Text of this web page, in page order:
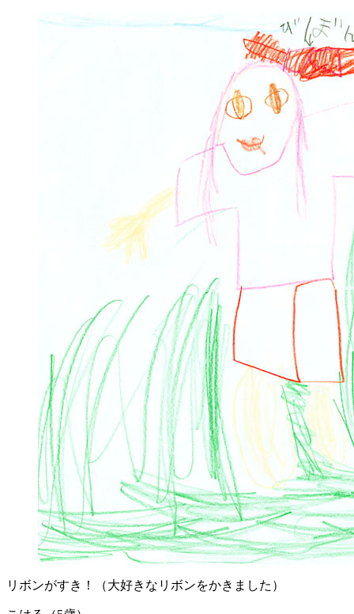
リボンがすき！（大好きなリボンをかきました）